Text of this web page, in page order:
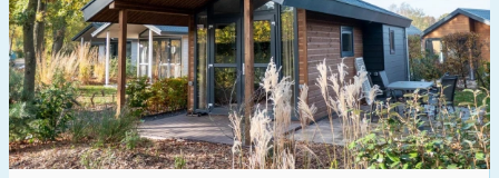
Badezimmer:
1 2 3 4 5
Entfernungen